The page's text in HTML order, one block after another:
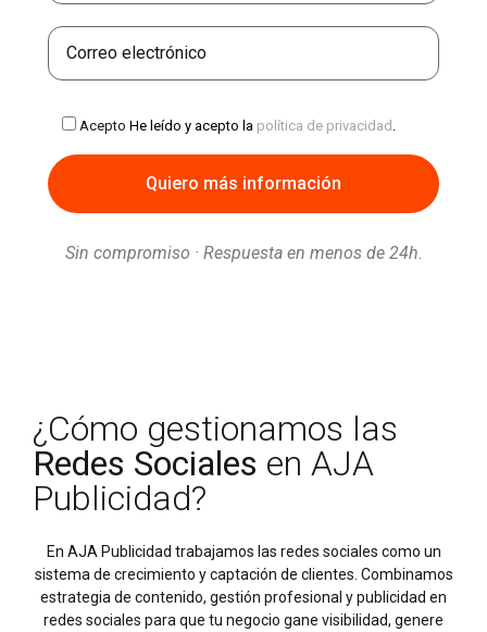
Acepto He leído y acepto la política de privacidad
Sin compromiso · Respuesta en menos de 24h.
¿Cómo gestionamos las
Redes Sociales en AJA
Publicidad?
En AJA Publicidad trabajamos las redes sociales como un
sistema de crecimiento y captación de clientes. Combinamos
estrategia de contenido, gestión profesional y publicidad en
redes sociales para que tu negocio gane visibilidad, genere